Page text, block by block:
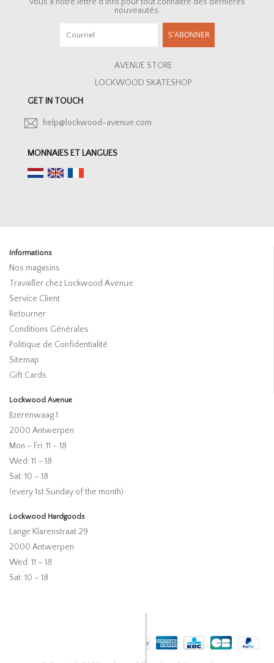
nouveautés.
S'ABONNER
AVENUE STORE
LOCKWOOD SKATESHOP
GET IN TOUCH
help@lockwood-avenue.com
MONNAIES ET LANGUES
Informations
Nos magasins
Travailler chez Lockwood Avenue
Service Client
Retourner
Conditions Générales
Politique de Confidentialité
Sitemap
Gift Cards
Lockwood Avenue
IJzerenwaag 1
2000 Antwerpen
Mon – Fri: 11 – 18
Wed: 11 – 18
Sat: 10 – 18
(every 1st Sunday of the month)
Lockwood Hardgoods
Lange Klarenstraat 29
2000 Antwerpen
Wed: 11 – 18
Sat: 10 – 18